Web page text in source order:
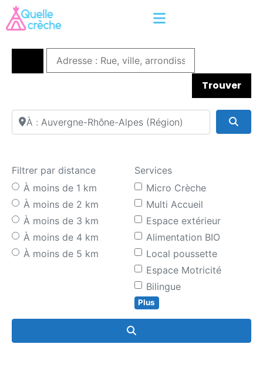
Trouver
Adresse : Rue, ville, arrondissement
Filtrer par distance
À moins de 1 km
À moins de 2 km
À moins de 3 km
À moins de 4 km
À moins de 5 km
Services
Micro Crèche
Multi Accueil
Espace extérieur
Alimentation BIO
Local poussette
Espace Motricité
Bilingue
Plus